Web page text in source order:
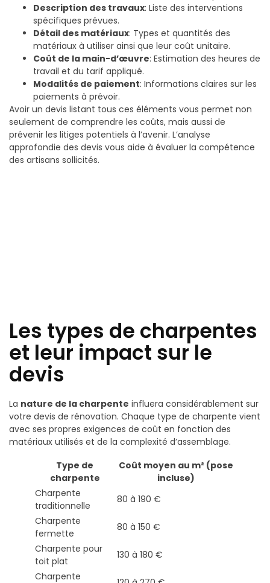
Description des travaux: Liste des interventions
spécifiques prévues.
Détail des matériaux: Types et quantités des
matériaux à utiliser ainsi que leur coût unitaire.
Coût de la main-d’œuvre: Estimation des heures de
travail et du tarif appliqué.
Modalités de paiement: Informations claires sur les
paiements à prévoir.
Avoir un devis listant tous ces éléments vous permet non
seulement de comprendre les coûts, mais aussi de
prévenir les litiges potentiels à l’avenir. L’analyse
approfondie des devis vous aide à évaluer la compétence
des artisans sollicités.
Les types de charpentes
et leur impact sur le
devis
La nature de la charpente influera considérablement sur
votre devis de rénovation. Chaque type de charpente vient
avec ses propres exigences de coût en fonction des
matériaux utilisés et de la complexité d’assemblage.
Type de
charpente
Coût moyen au m² (pose
incluse)
Charpente
traditionnelle
80 à 190 €
Charpente
fermette
80 à 150 €
Charpente pour
toit plat
130 à 180 €
Charpente